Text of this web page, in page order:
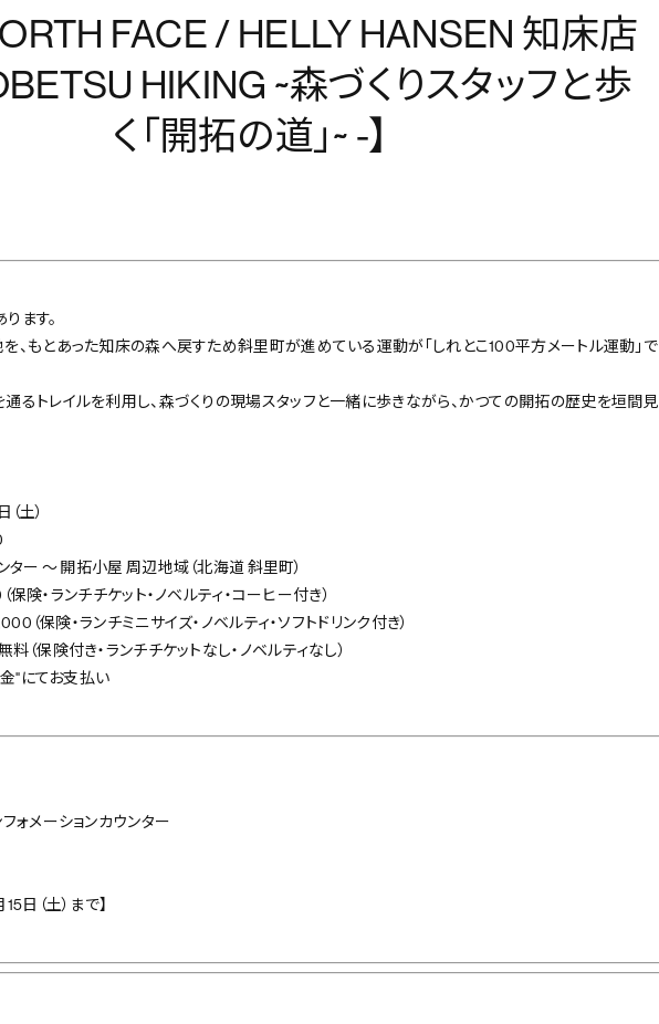
FACE / HELLY HANSEN 知床店
HIKING ~森づくりスタッフと歩
く「開拓の道」~ -】
ます。
、もとあった知床の森へ戻すため斜里町が進めている運動が「しれとこ100平方メートル運動」で
るトレイルを利用し、森づくりの現場スタッフと一緒に歩きながら、かつての開拓の歴史を垣間見
土）
ター ～ 開拓小屋 周辺地域（北海道 斜里町）
険・ランチチケット・ノベルティ・コーヒー付き）
ランチミニサイズ・ノベルティ・ソフトドリンク付き）
き・ランチチケットなし・ノベルティなし）
金"にてお支払い
ォメーションカウンター
日（土）まで】